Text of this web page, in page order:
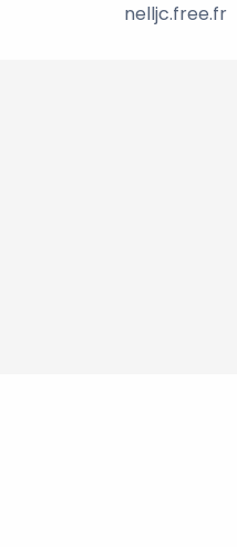
nelljc.free.fr